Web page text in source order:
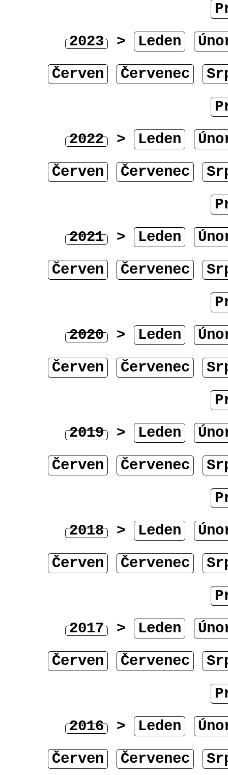
2023 > Leden
Červen
Červenec
2022 > Leden
Červen
Červenec
2021 > Leden
Červen
Červenec
2020 > Leden
Červen
Červenec
2019 > Leden
Červen
Červenec
2018 > Leden
Červen
Červenec
2017 > Leden
Červen
Červenec
2016 > Leden
Červen
Červenec